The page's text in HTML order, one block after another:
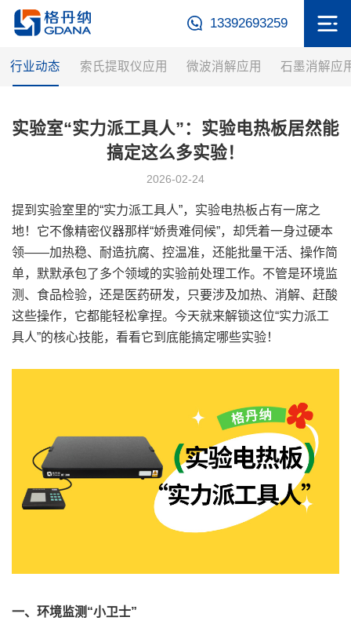
13392693259
行业动态 索氏提取仪应用 微波消解应用 石墨消解应
实验室“实力派工具人”：实验电热板居然能
搞定这么多实验！
2026-02-24
提到实验室里的“实力派工具人”， 实验电热板占有一席之
地！它不像精密仪器那样“娇贵难伺候”，却凭着一身过硬本
领——加热稳、耐造抗腐、控温准，还能批量干活、操作简
单，默默承包了多个领域的实验前处理工作。不管是环境监
测、食品检验，还是医药研发，只要涉及加热、消解、赶酸
这些操作，它都能轻松拿捏。今天就来解锁这位“实力派工
具人”的核心技能，看看它到底能搞定哪些实验！
一、环境监测“小卫士”